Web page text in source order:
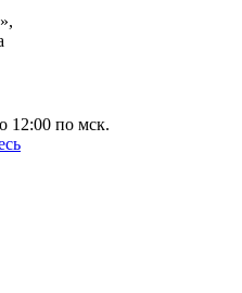
12:00 по мск.